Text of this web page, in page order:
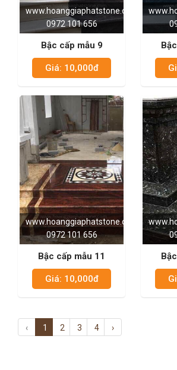
www.hoanggiaphatstone.com
0972 101 656
Bậc cấp mẫu 9
Giá: 10,000đ
www.hoanggiaphatstone.com
0972 101 656
Bậc cấp mẫu 11
Giá: 10,000đ
‹ 1 2 3 4 ›